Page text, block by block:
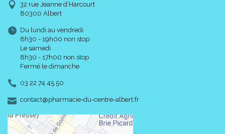
32 rue Jeanne d’Harcourt
80300 Albert
Du lundi au vendredi
8h30 - 19h00 non stop
Le samedi
8h30 - 17h00 non stop
Fermé le dimanche
03 22 74 45 50
contact-
@-
pharmacie-du-centre-albert.fr